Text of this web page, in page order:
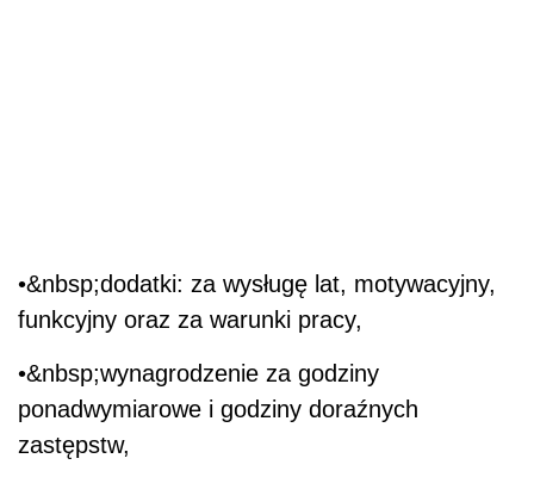
•&nbsp;dodatki: za wysługę lat, motywacyjny,
funkcyjny oraz za warunki pracy,
•&nbsp;wynagrodzenie za godziny
ponadwymiarowe i godziny doraźnych
zastępstw,